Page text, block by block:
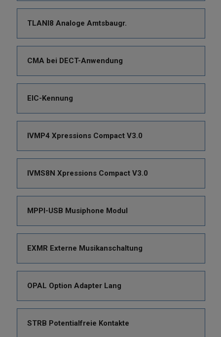
TLANI8 Analoge Amtsbaugr.
CMA bei DECT-Anwendung
EIC-Kennung
IVMP4 Xpressions Compact V3.0
IVMS8N Xpressions Compact V3.0
MPPI-USB Musiphone Modul
EXMR Externe Musikanschaltung
OPAL Option Adapter Lang
STRB Potentialfreie Kontakte